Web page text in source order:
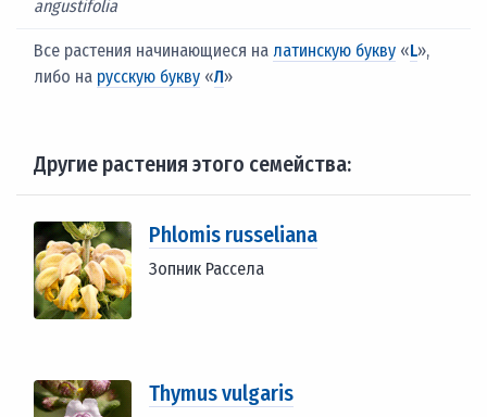
angustifolia
Все растения начинающиеся на латинскую букву «L»,
либо на русскую букву «Л»
Другие растения этого семейства:
Phlomis russeliana
Зопник Рассела
Thymus vulgaris